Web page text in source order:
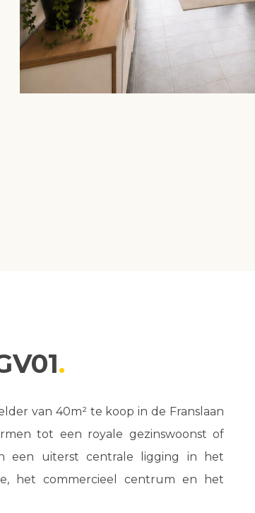
van 40m² te koop in de Franslaan
tot een royale gezinswoonst of
een uiterst centrale ligging in het
het commercieel centrum en het